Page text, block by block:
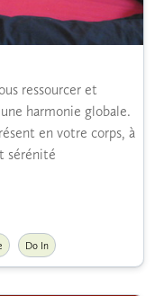
ressourcer et
harmonie globale.
en votre corps, à
sérénité
Do In